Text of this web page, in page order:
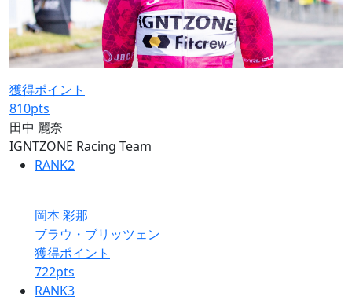
獲得ポイント
810pts
田中 麗奈
IGNTZONE Racing Team
RANK2
岡本 彩那
ブラウ・ブリッツェン
獲得ポイント
722pts
RANK3